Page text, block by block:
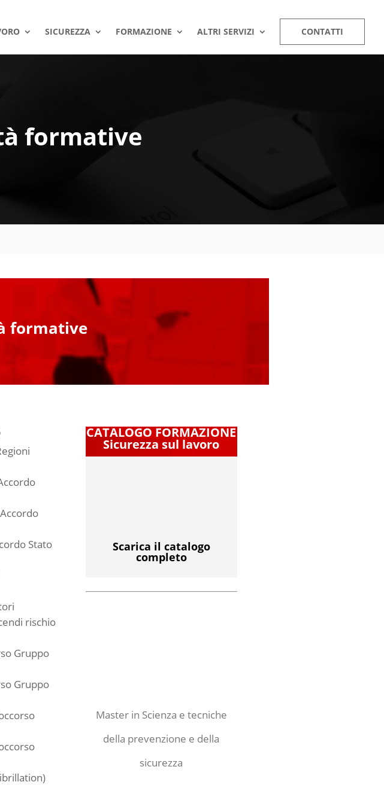
SICUREZZA FORMAZIONE ALTRI SERVIZI CONTATTI
formative
formative
Stato
rischio
Gruppo
Gruppo
CATALOGO FORMAZIONE
Sicurezza sul lavoro
Scarica il catalogo
completo
Master in Scienza e tecniche
della prevenzione e della
sicurezza